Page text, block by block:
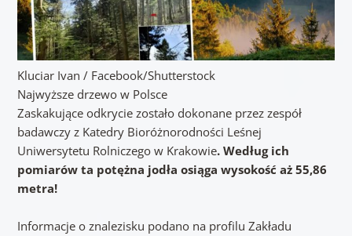
Kluciar Ivan / Facebook/Shutterstock
Najwyższe drzewo w Polsce
Zaskakujące odkrycie zostało dokonane przez zespół
badawczy z Katedry Bioróżnorodności Leśnej
Uniwersytetu Rolniczego w Krakowie. Według ich
pomiarów ta potężna jodła osiąga wysokość aż 55,86
metra!
Informacje o znalezisku podano na profilu Zakładu